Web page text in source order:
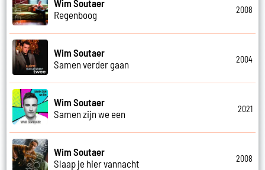
Wim Soutaer
Regenboog
2008
Wim Soutaer
Samen verder gaan
2004
Wim Soutaer
Samen zijn we een
2021
Wim Soutaer
Slaap je hier vannacht
2008